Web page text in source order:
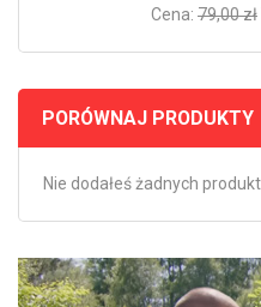
Cena: 79,00 zł
PORÓWNAJ PRODUKTY
Nie dodałeś żadnych